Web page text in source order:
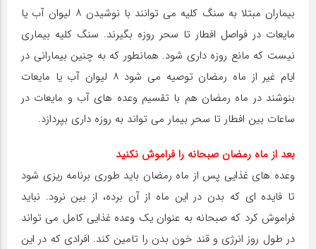
بیماران مبتلا به سنگ کلیه می توانند با نوشیدن ۸ لیوان آب یا
مایعات در فواصل افطار تا سحر روزه بگیرند. سنگ کلیه بیماری
نیست که مانع روزه داری شود. همانطور که به چنین بیمارانی در
ایام غیر از ماه رمضان توصیه می شود ۸ لیوان آب یا مایعات
بنوشند در ماه رمضان هم با تقسیم وعده های آب و مایعات در
ساعات بین افطار تا سحر بیمار می تواند به روزه داری بپردازد.
بعد از ماه رمضان صبحانه را فراموش نکنید
وعده های غذایی پس از ماه رمضان باید طوری برنامه ریزی شود
تا فایده ای که بدن در این ماه از آن برده، از بین نرود. نباید
فراموش کرد که صبحانه به عنوان یک وعده غذایی کامل می تواند
در طول روز انرژی و قند خون بدن را تامین کند. افرادی که در این